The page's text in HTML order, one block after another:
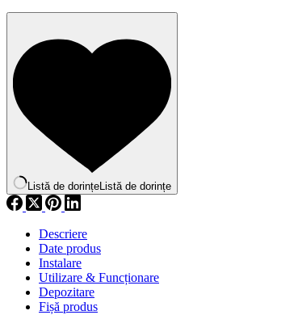
Listă de dorințeListă de dorințe
Descriere
Date produs
Instalare
Utilizare & Funcționare
Depozitare
Fișă produs